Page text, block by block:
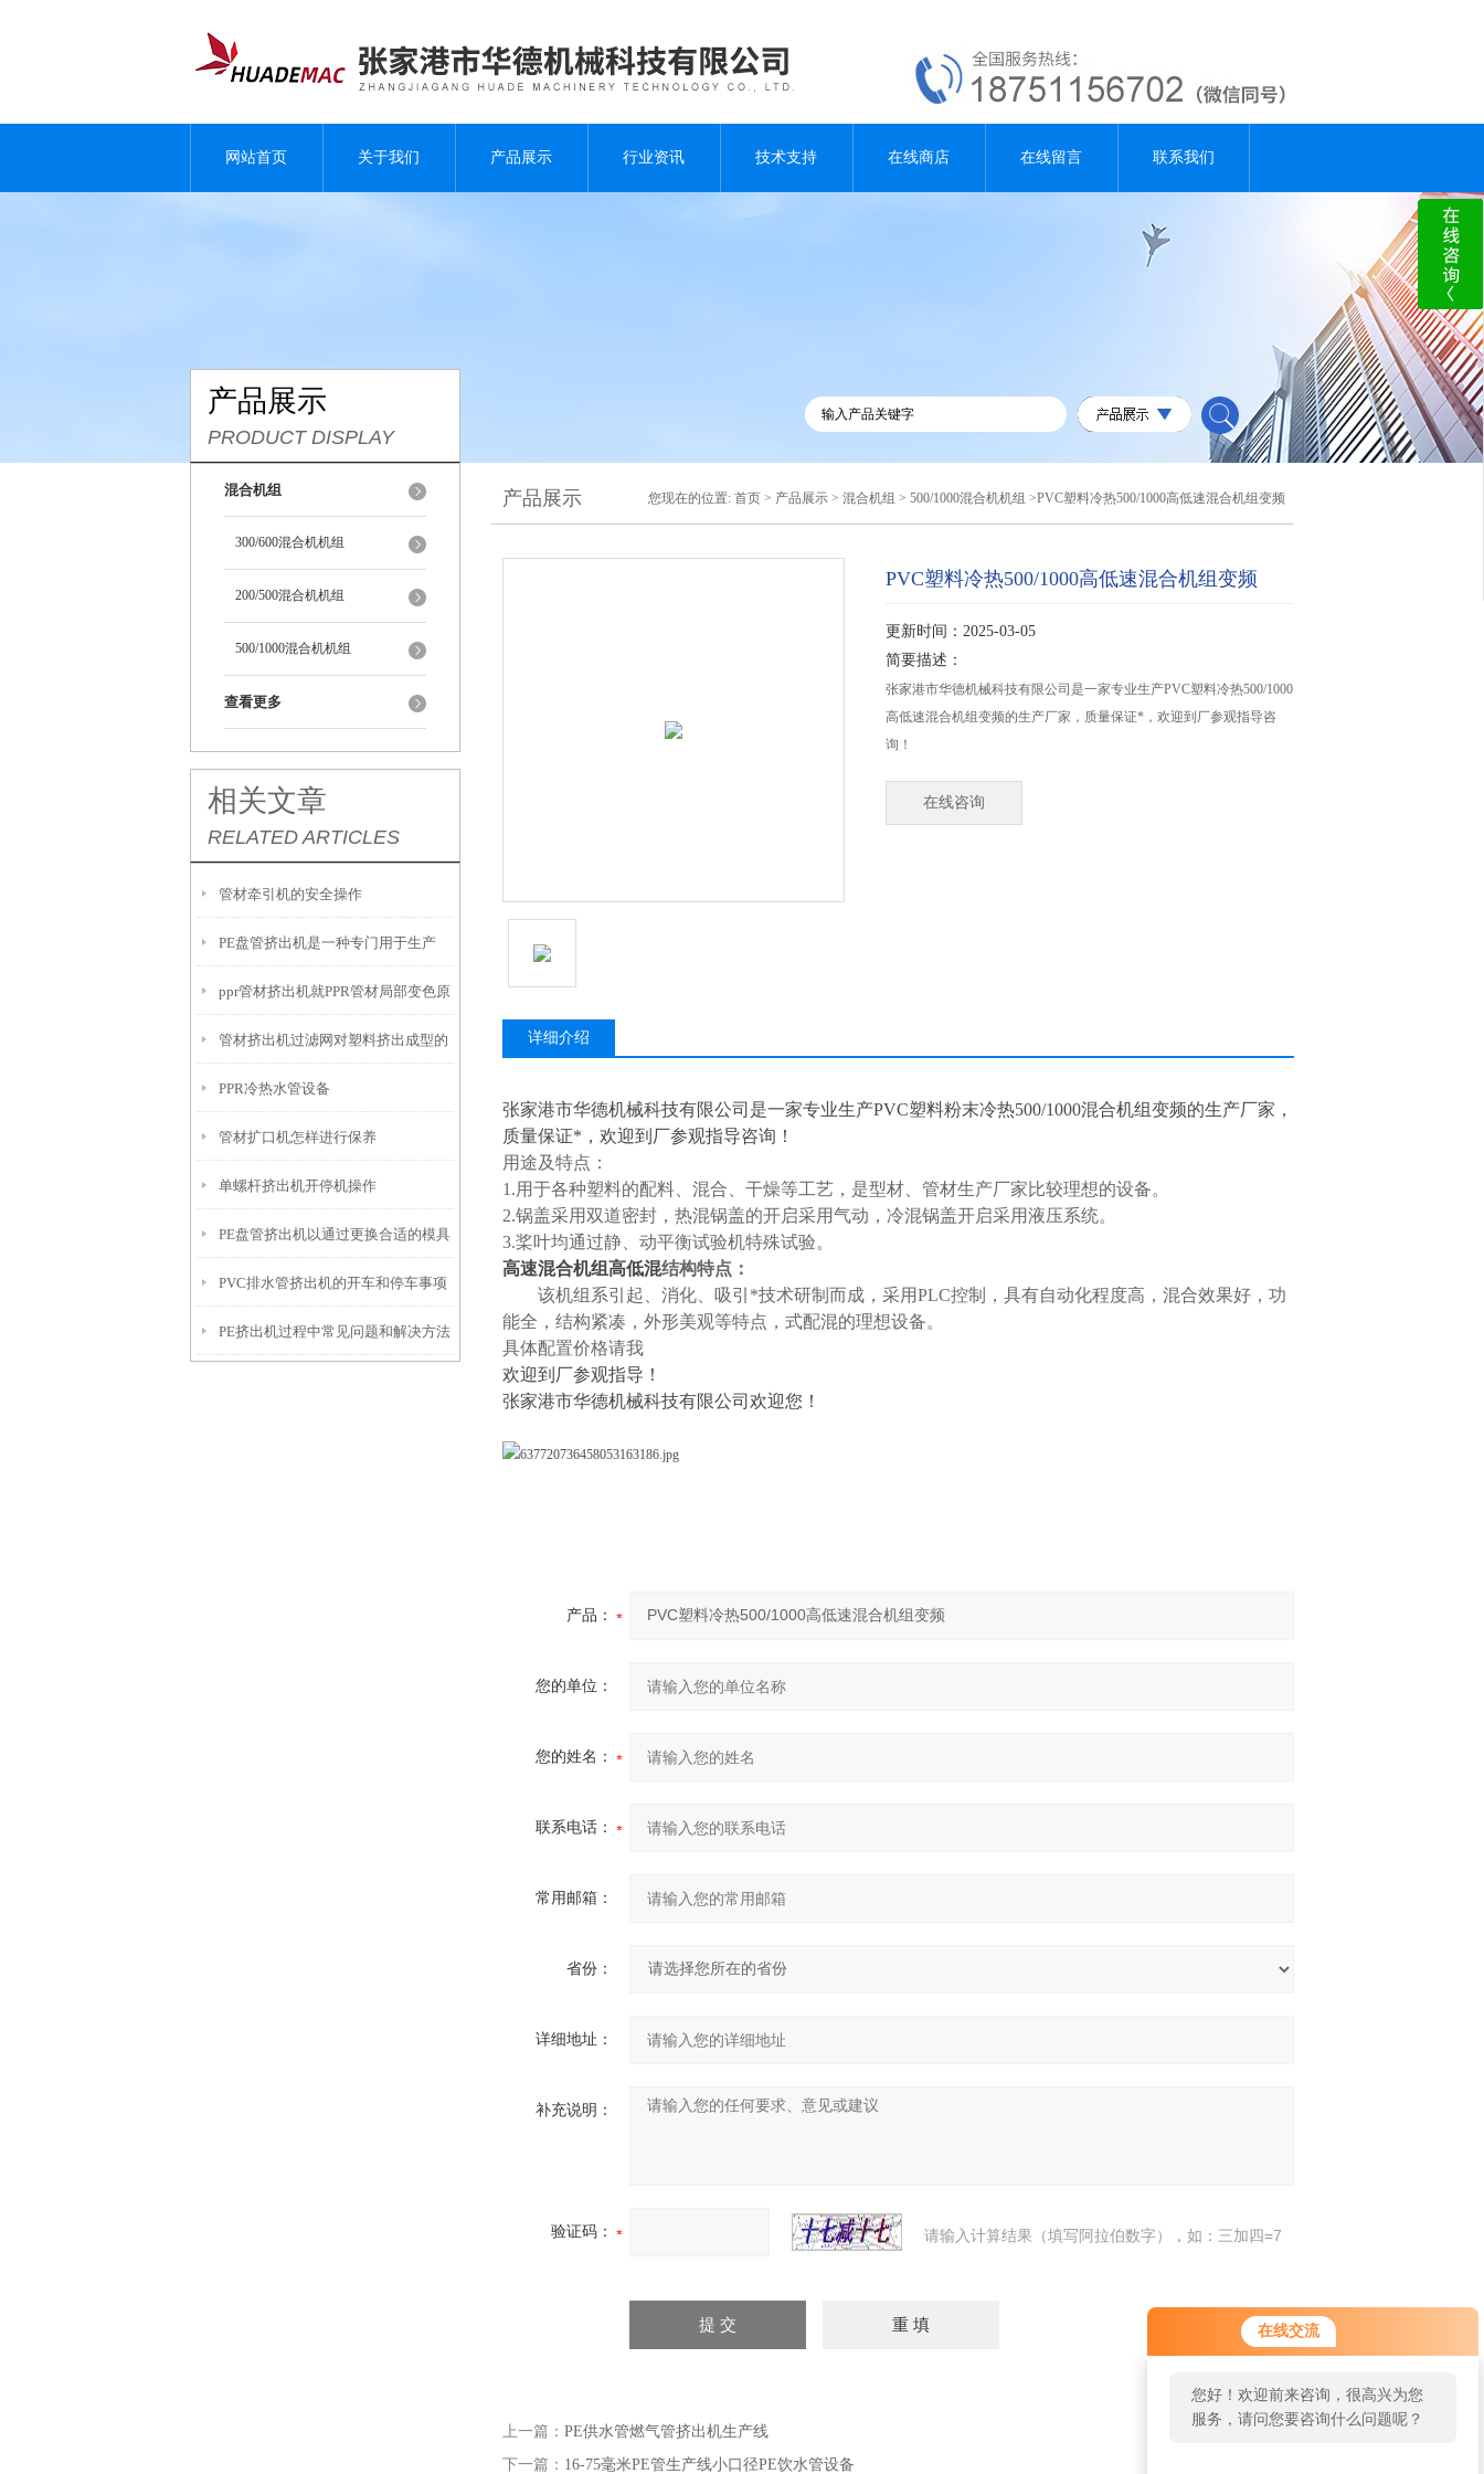
在线交流
您好！欢迎前来咨询，很高兴为您
服务，请问您要咨询什么问题呢？
网站首页 关于我们 产品展示 行业资讯 技术支持 在线商店 在线留言 联系我们
产品展示
PRODUCT DISPLAY
混合机组
300/600混合机机组
200/500混合机机组
500/1000混合机机组
查看更多
相关文章
RELATED ARTICLES
管材牵引机的安全操作
PE盘管挤出机是一种专门用于生产
PE（聚乙烯）盘管材的机械设备
ppr管材挤出机就PPR管材局部变色原
因及防治措施
管材挤出机过滤网对塑料挤出成型的
影响
PPR冷热水管设备
管材扩口机怎样进行保养
单螺杆挤出机开停机操作
PE盘管挤出机以通过更换合适的模具
头来调整管材直径等参数
PVC排水管挤出机的开车和停车事项
PE挤出机过程中常见问题和解决方法
产品展示 您现在的位置: 首页 > 产品展示 > 混合机组 > 500/1000混合机机组 >PVC塑料冷热500/1000高低速混合机组变频
PVC塑料冷热500/1000高低速混合机组变频
更新时间：2025-03-05
简要描述：
张家港市华德机械科技有限公司是一家专业生产PVC塑料冷热500/1000
高低速混合机组变频的生产厂家，质量保证*，欢迎到厂参观指导咨
询！
在线咨询
详细介绍
张家港市华德机械科技有限公司是一家专业生产PVC塑料粉末冷热500/1000混合机组变频的生产厂家，
质量保证*，欢迎到厂参观指导咨询！
用途及特点：
1.用于各种塑料的配料、混合、干燥等工艺，是型材、管材生产厂家比较理想的设备。
2.锅盖采用双道密封，热混锅盖的开启采用气动，冷混锅盖开启采用液压系统。
3.桨叶均通过静、动平衡试验机特殊试验。
高速混合机组高低混结构特点：
该机组系引起、消化、吸引*技术研制而成，采用PLC控制，具有自动化程度高，混合效果好，功
能全，结构紧凑，外形美观等特点，式配混的理想设备。
具体配置价格请我
欢迎到厂参观指导！
张家港市华德机械科技有限公司欢迎您！
产品：
您的单位：
您的姓名：
联系电话：
常用邮箱：
省份：
详细地址：
补充说明：
验证码： 请输入计算结果（填写阿拉伯数字），如：三加四=7
上一篇： PE供水管燃气管挤出机生产线
下一篇： 16-75毫米PE管生产线小口径PE饮水管设备